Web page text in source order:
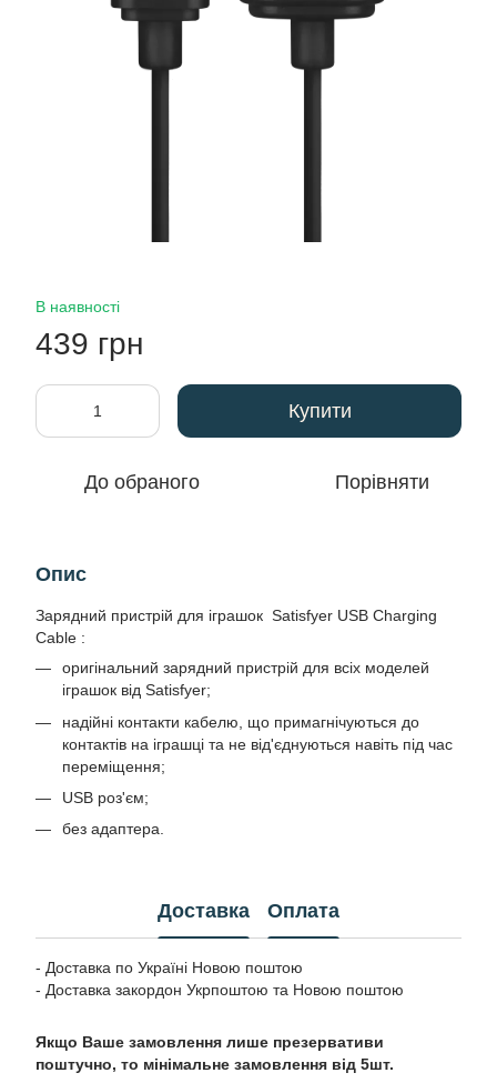
В наявності
439 грн
Купити
До обраного Порівняти
Опис
Зарядний пристрій для іграшок Satisfyer USB Charging
Cable :
оригінальний зарядний пристрій для всіх моделей
іграшок від Satisfyer;
надійні контакти кабелю, що примагнічуються до
контактів на іграшці та не від'єднуються навіть під час
переміщення;
USB роз'єм;
без адаптера.
Доставка Оплата
- Доставка по Україні Новою поштою
- Доставка закордон Укрпоштою та Новою поштою
Якщо Ваше замовлення лише презервативи
поштучно, то мінімальне замовлення від 5шт.